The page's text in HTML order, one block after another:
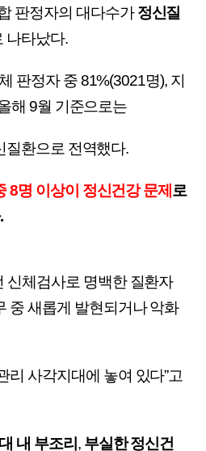
판정자의 대다수가정신질
나타났다.
판정자 중 81%(3021명), 지
해 9월 기준으로는
환으로 전역했다.
8명 이상이 정신건강 문제 로
신체검사로 명백한 질환자
중 새롭게 발현되거나 악화
리 사각지대에 놓여 있다”고
내 부조리 , 부실한 정신건